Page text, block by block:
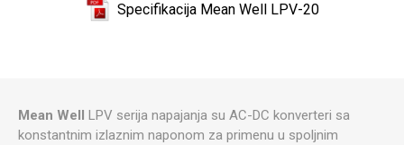
Specifikacija Mean Well LPV-20
Mean Well LPV serija napajanja su AC-DC konverteri sa
konstantnim izlaznim naponom za primenu u spoljnim